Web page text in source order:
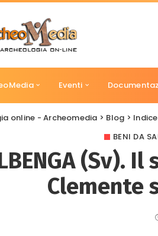
Eventi
online - Archeomedia > Blog > Indice
BENI DA
(Sv).
Clemente